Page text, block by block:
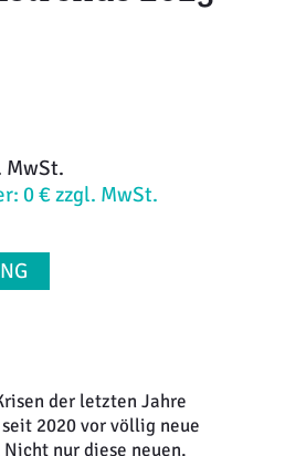
MwSt.
0 € zzgl. MwSt.
der letzten Jahre
2020 vor völlig neue
nur diese neuen,